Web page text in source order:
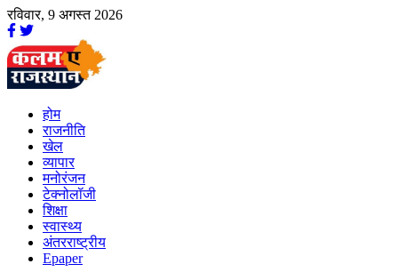
रविवार, 9 अगस्त 2026
होम
राजनीति
खेल
व्यापार
मनोरंजन
टेक्नोलॉजी
शिक्षा
स्वास्थ्य
अंतरराष्ट्रीय
Epaper